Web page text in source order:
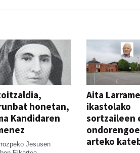
honetan,
Kandidaren
Jesusen
Aita
ikastolako
sortzaileen
arteko